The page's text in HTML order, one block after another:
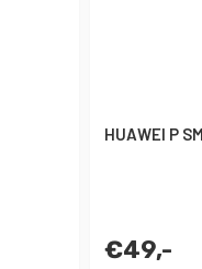
HUAWEI P
€49,-